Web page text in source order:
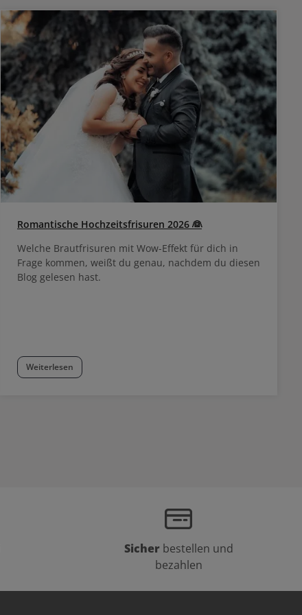
Romantische Hochzeitsfrisuren 2026 👰
Welche Brautfrisuren mit Wow-Effekt für dich in
Frage kommen, weißt du genau, nachdem du diesen
Blog gelesen hast.
Weiterlesen
Sicher bestellen und
bezahlen